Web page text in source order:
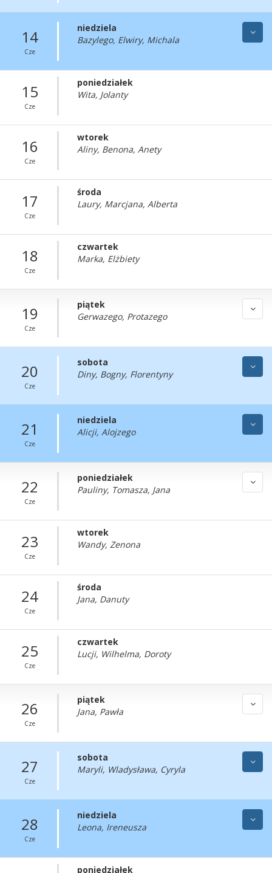
14
Cze
niedziela
Bazylego, Elwiry, Michala
15
Cze
poniedziałek
Wita, Jolanty
16
Cze
wtorek
Aliny, Benona, Anety
17
Cze
środa
Laury, Marcjana, Alberta
18
Cze
czwartek
Marka, Elżbiety
19
Cze
piątek
Gerwazego, Protazego
20
Cze
sobota
Diny, Bogny, Florentyny
21
Cze
niedziela
Alicji, Alojzego
22
Cze
poniedziałek
Pauliny, Tomasza, Jana
23
Cze
wtorek
Wandy, Zenona
24
Cze
środa
Jana, Danuty
25
Cze
czwartek
Lucji, Wilhelma, Doroty
26
Cze
piątek
Jana, Pawła
27
Cze
sobota
Maryli, Wladysława, Cyryla
28
Cze
niedziela
Leona, Ireneusza
poniedziałek